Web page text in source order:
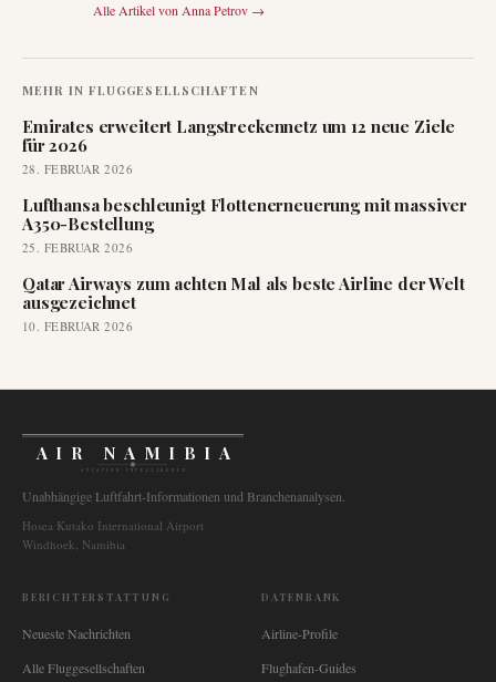
Alle Artikel von Anna Petrov →
MEHR IN FLUGGESELLSCHAFTEN
Emirates erweitert Langstreckennetz um 12 neue Ziele
für 2026
28. FEBRUAR 2026
Lufthansa beschleunigt Flottenerneuerung mit massiver
A350-Bestellung
25. FEBRUAR 2026
Qatar Airways zum achten Mal als beste Airline der Welt
ausgezeichnet
10. FEBRUAR 2026
AIR NAMIBIA
AVIATION INTELLIGENCE
Unabhängige Luftfahrt-Informationen und Branchenanalysen.
Hosea Kutako International Airport
Windhoek, Namibia
BERICHTERSTATTUNG
Neueste Nachrichten
Alle Fluggesellschaften
DATENBANK
Airline-Profile
Flughafen-Guides